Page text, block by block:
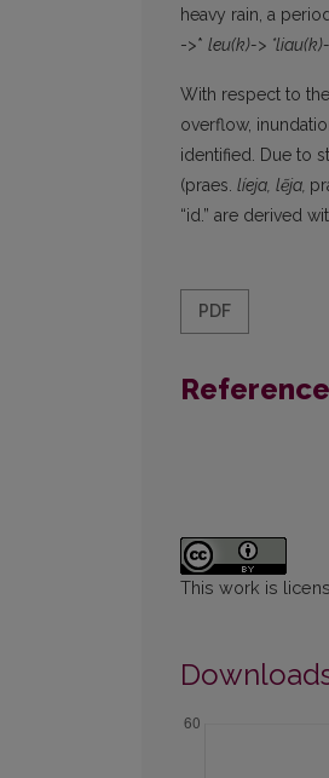
heavy rain, a
->* leu(k)-> *liau(k)-
With respect to
overflow,
identified. Due to
(praes. líeja, lẽja,
“id.” are derived
PDF
This work is